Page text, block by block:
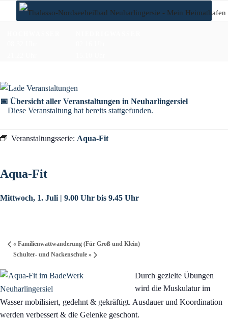
Inhalt
📅 Übersicht aller Veranstaltungen in Neuharlingersiel
Diese Veranstaltung hat bereits stattgefunden.
Veranstaltungsserie: Aqua-Fit
Aqua-Fit
Mittwoch, 1. Juli | 9.00 Uhr bis 9.45 Uhr
« Familienwattwanderung (Für Groß und Klein)
Schulter- und Nackenschule »
Durch gezielte Übungen
wird die Muskulatur im
Wasser mobilisiert, gedehnt & gekräftigt. Ausdauer und Koordination
werden verbessert & die Gelenke geschont.